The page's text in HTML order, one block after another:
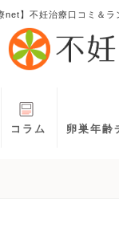
net】不妊治療口コミ＆
コラム 卵巣年齢